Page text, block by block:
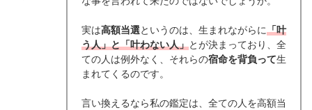
実は高額当選というのは、生まれながらに「叶
う人」と「叶わない人」とが決まっており、全
ての人は例外なく、それらの宿命を背負って生
まれてくるのです。
言い換えるなら私の鑑定は、全ての人を高額当